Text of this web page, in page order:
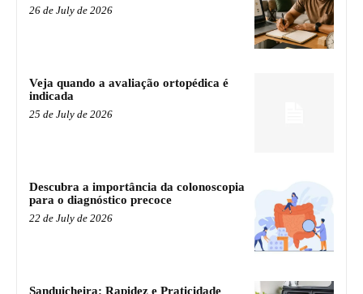
26 de July de 2026
Veja quando a avaliação ortopédica é
indicada
25 de July de 2026
Descubra a importância da colonoscopia
para o diagnóstico precoce
22 de July de 2026
Sanduicheira: Rapidez e Praticidade